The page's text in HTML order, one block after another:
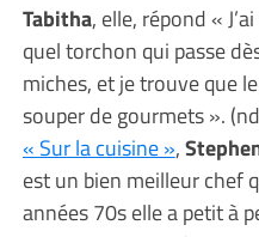
Tabitha, elle, répond «
quel torchon qui passe
miches, et je trouve que
souper de gourmets ».
« Sur la cuisine »,
est un bien meilleur chef
années 70s elle a petit à